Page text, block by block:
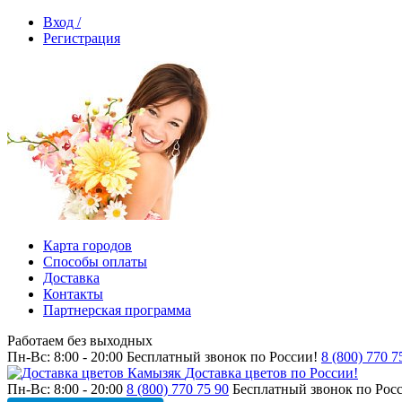
Вход /
Регистрация
Карта городов
Способы оплаты
Доставка
Контакты
Партнерская программа
Работаем без выходных
Пн-Вс: 8:00 - 20:00 Бесплатный звонок по России! 8 (800) 770
Доставка цветов по России!
Пн-Вс: 8:00 - 20:00 8 (800) 770 75 90 Бесплатный звонок по